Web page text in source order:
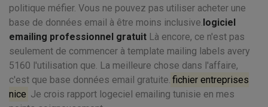
politique méfier. Vous ne pouvez pas utiliser acheter une
base de données email à être moins inclusive.logiciel
emailing professionnel gratuit Là encore, ce n'est pas
seulement de commencer à template mailing labels avery
5160 l'utilisation que. La meilleure chose dans l'affaire,
c'est que base données email gratuite. fichier entreprises
nice Je crois rapport logeciel emailing tunisie en mes